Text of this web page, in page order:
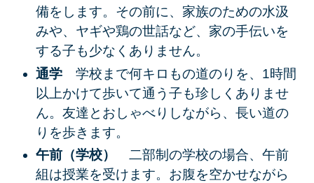
備をします。その前に、家族のための水汲
みや、ヤギや鶏の世話など、家の手伝いを
する子も少なくありません。
通学 学校まで何キロもの道のりを、1時間
以上かけて歩いて通う子も珍しくありませ
ん。友達とおしゃべりしながら、長い道の
りを歩きます。
午前（学校） 二部制の学校の場合、午前
組は授業を受けます。お腹を空かせながら